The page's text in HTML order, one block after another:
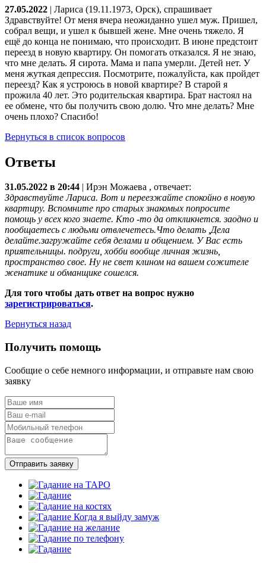
27.05.2022 | Лариса (19.11.1973, Орск), спрашивает
Здравствуйте! От меня вчера неожиданно ушел муж. Пришел,
собрал вещи, и ушел к бывшей жене. Мне очень тяжело. Я
ещё до конца не понимаю, что происходит. В июне предстоит
переезд в новую квартиру. Он помогать отказался. Я не знаю,
что мне делать. Я сирота. Мама и папа умерли. Детей нет. У
меня жуткая депрессия. Посмотрите, пожалуйста, как пройдет
переезд? Как я устроюсь в новой квартире? В старой я
прожила 40 лет. Это родительская квартира. Брат настоял на
ее обмене, что бы получить свою долю. Что мне делать? Мне
очень плохо? Спасибо!
Вернуться в список вопросов
Ответы
31.05.2022 в 20:44 Ирэн Можаева , отвечает:
Здравствуйте Лариса. Вот и переезжайте спокойно в новую
квартиру. Вспомните про старых знакомых попросите
помощь у всех кого знаете. Кто -то да откликнется. заодно и
пообщаетесь с людьми отвлечетесь.Что делать ,Дела
делайте.загружайте себя делами и общением. У Вас есть
приятельницы. подруги, хобби вообще личная жизнь,
пространство свое. Ну не свет клином на вашем сожителе
женатике и обманщике сошелся.
Для того чтобы дать ответ на вопрос нужно
зарегистрироваться.
Вернуться назад
Получить помощь
Сообщие о себе немного информации, и отправьте нам свою
заявку
Отправить заявку